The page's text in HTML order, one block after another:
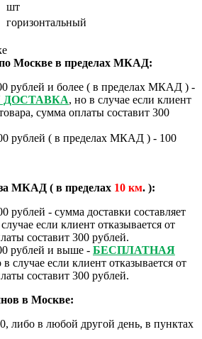
шт
горизонтальный
Москве в пределах МКАД:
рублей и более ( в пределах МКАД ) -
ДОСТАВКА, но в случае если клиент
сумма оплаты составит 300
рублей ( в пределах МКАД ) - 100
МКАД ( в пределах 10 км. ):
рублей - сумма доставки составляет
если клиент отказывается от
составит 300 рублей.
рублей и выше - БЕСПЛАТНАЯ
в случае если клиент отказывается от
составит 300 рублей.
в Москве:
либо в любой другой день, в пунктах
❄